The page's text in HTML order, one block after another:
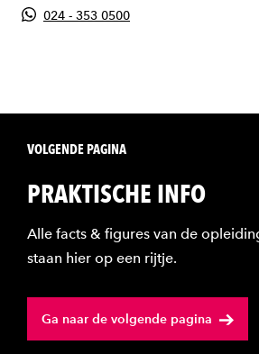
024 - 353 0500
VOLGENDE PAGINA
PRAKTISCHE INFO
Alle facts & figures van de
staan hier op een rijtje.
Ga naar de volgende pagina